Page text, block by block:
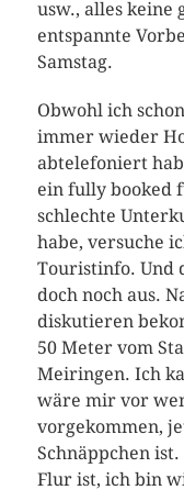
usw., alles keine
entspannte
Samstag.
Obwohl ich
immer wieder
abtelefoniert
ein fully booked
schlechte
habe, versuche
Touristinfo. Und
doch noch aus.
diskutieren
50 Meter vom
Meiringen. Ich
wäre mir vor
vorgekommen,
Schnäppchen
Flur ist, ich bin